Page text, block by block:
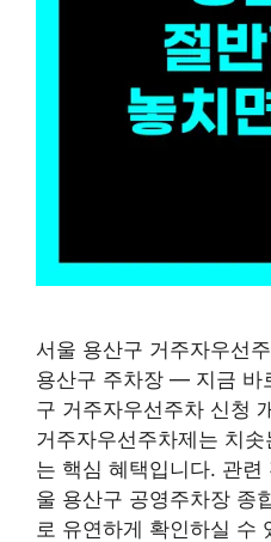
서울 용산구 거주자우선
용산구 주차장 — 지금 바
구 거주자우선주차 신청
거주자우선주차제는 치
는 핵심 혜택입니다. 관
울 용산구 공영주차장 종
로 유연하게 확인하실 수